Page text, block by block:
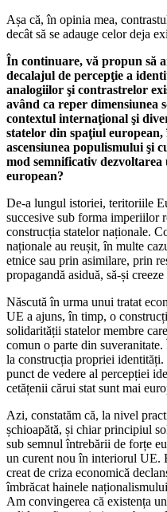
Așa că, în opinia mea,
decât să se adauge celor deja
În continuare, vă propun să
decalajul de percepţie a
analogiilor şi contrastrelor
având ca reper dimensiunea
contextul internaţional şi
statelor din spaţiul european,
ascensiunea populismului şi
mod semnificativ
european?
De-a lungul istoriei, teritoriile
succesive sub forma imperiilor
construcția statelor naționale.
naționale au reușit, în multe
etnice sau prin asimilare, prin
propagandă asiduă, să-și
Născută în urma unui tratat
UE a ajuns, în timp, o
solidarității statelor membre
comun o parte din
la construcția propriei
punct de vedere al percepției
cetățenii cărui stat sunt mai
Azi, constatăm că, la nivel
șchioapătă, și chiar principiul
sub semnul întrebării de forțe
un curent nou în interiorul UE.
creat de criza economică
îmbrăcat hainele
Am convingerea că existența